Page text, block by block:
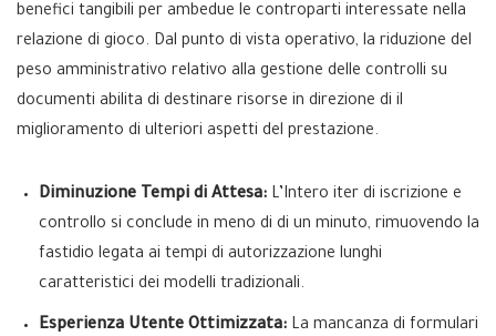
benefici tangibili per ambedue le controparti interessate nella
relazione di gioco. Dal punto di vista operativo, la riduzione del
peso amministrativo relativo alla gestione delle controlli su
documenti abilita di destinare risorse in direzione di il
miglioramento di ulteriori aspetti del prestazione.
Diminuzione Tempi di Attesa: L’Intero iter di iscrizione e
controllo si conclude in meno di di un minuto, rimuovendo la
fastidio legata ai tempi di autorizzazione lunghi
caratteristici dei modelli tradizionali.
Esperienza Utente Ottimizzata: La mancanza di formulari